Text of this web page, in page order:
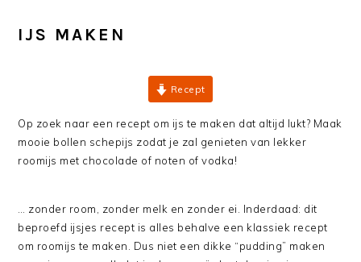
IJS MAKEN
Recept
Op zoek naar een recept om ijs te maken dat altijd lukt? Maak
mooie bollen schepijs zodat je zal genieten van lekker
roomijs met chocolade of noten of vodka!
… zonder room, zonder melk en zonder ei. Inderdaad: dit
beproefd ijsjes recept is alles behalve een klassiek recept
om roomijs te maken. Dus niet een dikke “pudding” maken